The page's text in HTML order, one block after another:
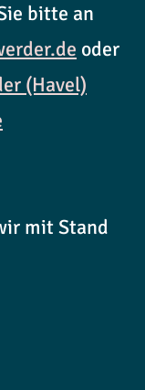
bitte an
oder
(Havel)
mit Stand